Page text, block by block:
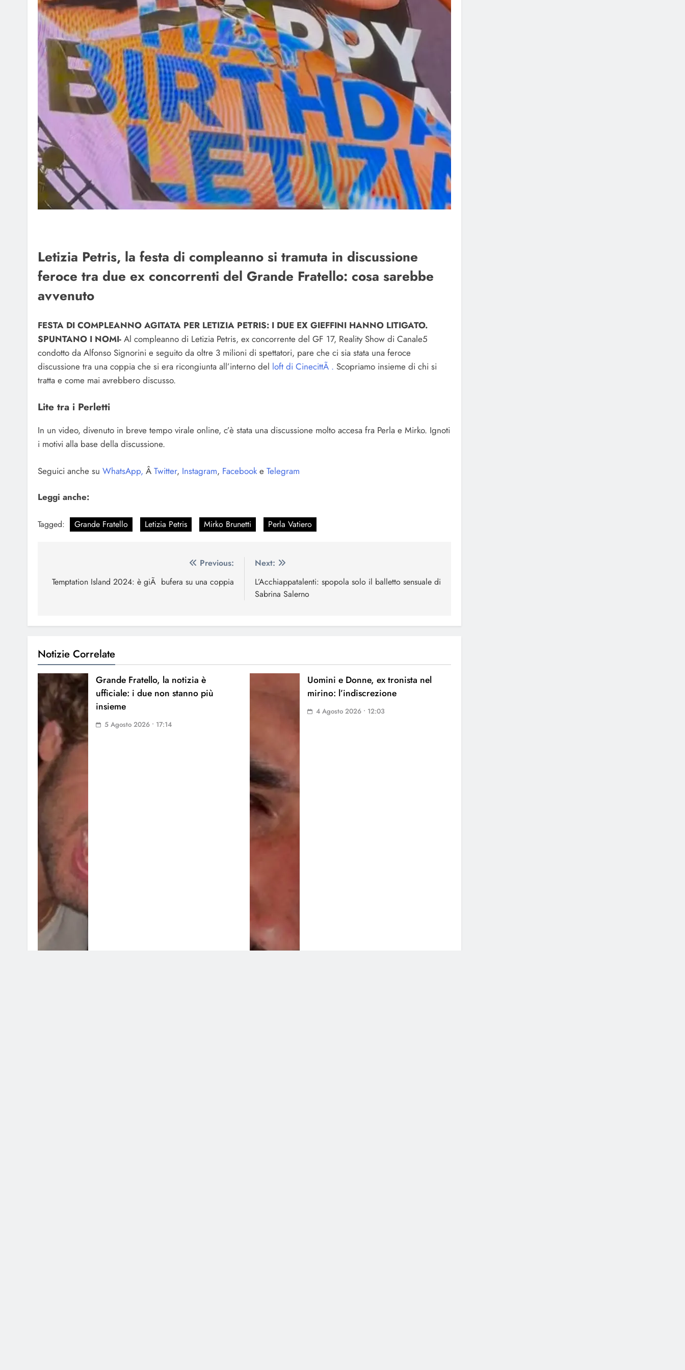
Letizia Petris, la festa di compleanno si tramuta in discussione
feroce tra due ex concorrenti del Grande Fratello: cosa sarebbe
avvenuto
FESTA DI COMPLEANNO AGITATA PER LETIZIA PETRIS: I DUE EX GIEFFINI HANNO LITIGATO.
SPUNTANO I NOMI- Al compleanno di Letizia Petris, ex concorrente del GF 17, Reality Show di Canale5
condotto da Alfonso Signorini e seguito da oltre 3 milioni di spettatori, pare che ci sia stata una feroce
discussione tra una coppia che si era ricongiunta all’interno del loft di CinecittÃ . Scopriamo insieme di chi si
tratta e come mai avrebbero discusso.
Lite tra i Perletti
In un video, divenuto in breve tempo virale online, c’è stata una discussione molto accesa fra Perla e Mirko. Ignoti
i motivi alla base della discussione.
Seguici anche su WhatsApp, Â Twitter, Instagram, Facebooke Telegram
Leggi anche:
Tagged: Grande Fratello Letizia Petris Mirko Brunetti Perla Vatiero
articoli
Previous:
Temptation Island 2024: è giÃ bufera su una coppia
Next:
L’Acchiappatalenti: spopola solo il balletto sensuale di
Sabrina Salerno
Notizie Correlate
Grande Fratello, la notizia è
ufficiale: i due non stanno più
insieme
5 Agosto 2026 • 17:14
Uomini e Donne, ex tronista nel
mirino: l’indiscrezione
4 Agosto 2026 • 12:03